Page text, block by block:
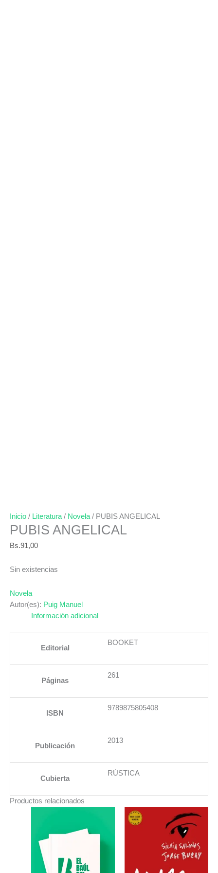
Inicio / Literatura / Novela / PUBIS ANGELICAL
PUBIS ANGELICAL
Bs.91,00
Sin existencias
Novela
Autor(es): Puig Manuel
Información adicional
Editorial
BOOKET
Páginas
261
ISBN
9789875805408
Publicación
2013
Cubierta
RÚSTICA
Productos relacionados